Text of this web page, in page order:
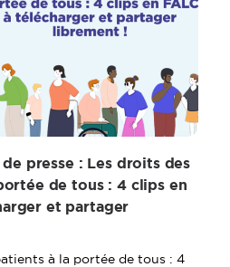
presse : Les droits des
de tous : 4 clips en
et partager
à la portée de tous : 4